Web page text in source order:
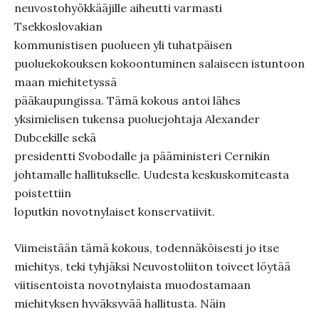
neuvostohyökkääjille aiheutti varmasti
Tsekkoslovakian
kommunistisen puolueen yli tuhatpäisen
puoluekokouksen kokoontuminen salaiseen istuntoon
maan miehitetyssä
pääkaupungissa. Tämä kokous antoi lähes
yksimielisen tukensa puoluejohtaja Alexander
Dubcekille sekä
presidentti Svobodalle ja pääministeri Cernikin
johtamalle hallitukselle. Uudesta keskuskomiteasta
poistettiin
loputkin novotnylaiset konservatiivit.
Viimeistään tämä kokous, todennäköisesti jo itse
miehitys, teki tyhjäksi Neuvostoliiton toiveet löytää
viitisentoista novotnylaista muodostamaan
miehityksen hyväksyvää hallitusta. Näin